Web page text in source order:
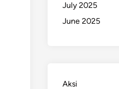
July 2025
June 2025
Aksi